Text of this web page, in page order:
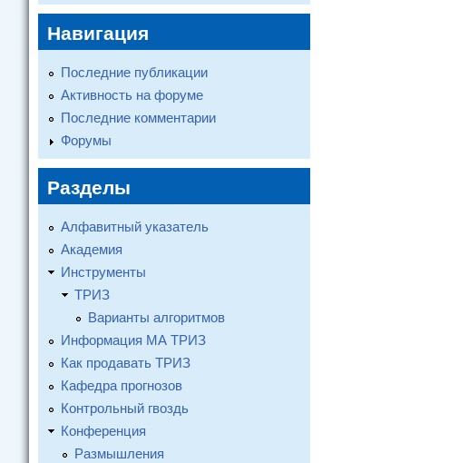
Навигация
Последние публикации
Активность на форуме
Последние комментарии
Форумы
Разделы
Алфавитный указатель
Академия
Инструменты
ТРИЗ
Варианты алгоритмов
Информация МА ТРИЗ
Как продавать ТРИЗ
Кафедра прогнозов
Контрольный гвоздь
Конференция
Размышления